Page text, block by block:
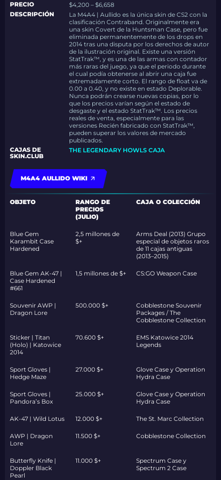
PRECIO
$4,200 – $6,658
DESCRIPCIÓN
La M4A4 | Aullido es la única skin de CS2 con la
clasificación Contraband. Originalmente era
una skin Covert de la Huntsman Case, pero fue
eliminada permanentemente de los drops en
2014 tras una disputa por los derechos de autor
de la ilustración original. Existe una versión
StatTrak™, y es una de las armas con contador
más raras del juego, ya que el periodo durante
el cual podía obtenerse al abrir una caja fue
extremadamente corto. El rango de float va de
0.00 a 0.40, y no existe en estado Deplorable.
Nunca podrán crearse nuevas copias, por lo
que los precios varían según el estado de
desgaste y el estado StatTrak™. Los precios
reales de venta, especialmente para las
versiones Recién fabricado con StatTrak™,
pueden superar los valores de mercado
publicados.
CAJAS DE
SKIN.CLUB
THE LEGENDARY HOWLS CAJA
M4A4 AULLIDO WIKI
OBJETO
RANGO DE
PRECIOS
(JULIO)
CAJA O COLECCIÓN
Blue Gem
Karambit Case
Hardened
2,5 millones de
$+
Arms Deal (2013) Grupo
especial de objetos raros
de 11 cajas antiguas
(2013–2015)
Blue Gem AK-47 |
Case Hardened
#661
1,5 millones de $+ CS:GO Weapon Case
Souvenir AWP |
Dragon Lore
500.000 $+
Cobblestone Souvenir
Packages / The
Cobblestone Collection
Sticker | Titan
(Holo) | Katowice
2014
70.600 $+
EMS Katowice 2014
Legends
Sport Gloves |
Hedge Maze
27.000 $+
Glove Case y Operation
Hydra Case
Sport Gloves |
Pandora’s Box
25.000 $+
Glove Case y Operation
Hydra Case
AK-47 | Wild Lotus 12.000 $+ The St. Marc Collection
AWP | Dragon
Lore
11.500 $+ Cobblestone Collection
Butterfly Knife |
Doppler Black
Pearl
11.000 $+
Spectrum Case y
Spectrum 2 Case